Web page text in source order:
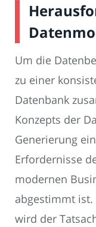
Um die
zu einer
Datenbank
Konzepts der
Generierung
Erfordernisse
modernen
abgestimmt
wird der